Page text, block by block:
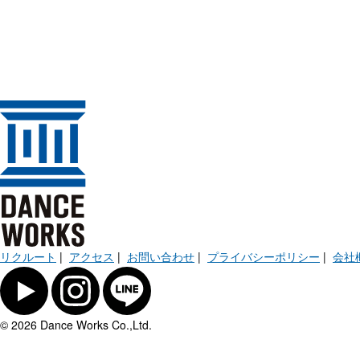
リクルート | アクセス | お問い合わせ | プライバシーポリシー | 会社
© 2026 Dance Works Co.,Ltd.